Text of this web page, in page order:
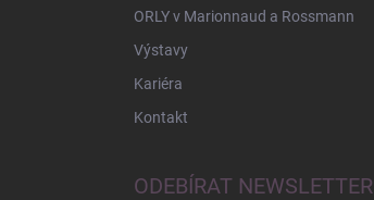
ORLY v Marionnaud a Rossmann
Výstavy
Kariéra
Kontakt
ODEBÍRAT NEWSLETTER